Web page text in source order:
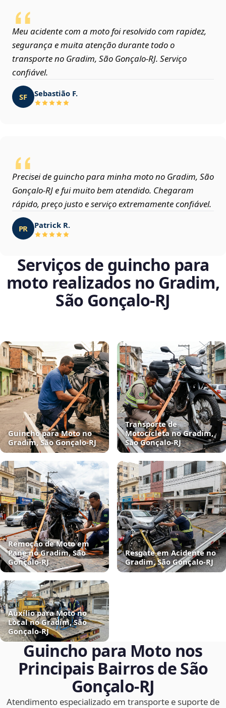
Meu acidente com a moto foi resolvido com rapidez,
segurança e muita atenção durante todo o
transporte no Gradim, São Gonçalo‑RJ. Serviço
confiável.
SF Sebastião F.
Precisei de guincho para minha moto no Gradim, São
Gonçalo‑RJ e fui muito bem atendido. Chegaram
rápido, preço justo e serviço extremamente confiável.
PR Patrick R.
Serviços de guincho para
moto realizados no Gradim,
São Gonçalo‑RJ
Guincho para Moto no
Gradim, São Gonçalo‑RJ
Transporte de
Motocicleta no Gradim,
São Gonçalo‑RJ
Remoção de Moto em
Pane no Gradim, São
Gonçalo‑RJ
Resgate em Acidente no
Gradim, São Gonçalo‑RJ
Auxílio para Moto no
Local no Gradim, São
Gonçalo‑RJ
Guincho para Moto nos
Principais Bairros de São
Gonçalo‑RJ
Atendimento especializado em transporte e suporte de